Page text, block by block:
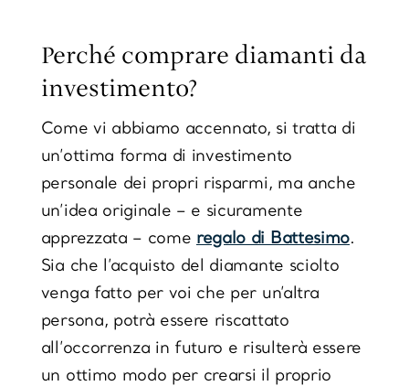
Perché comprare diamanti da
investimento?
Come vi abbiamo accennato, si tratta di
un’ottima forma di investimento
personale dei propri risparmi, ma anche
un’idea originale – e sicuramente
apprezzata – come regalo di Battesimo.
Sia che l’acquisto del diamante sciolto
venga fatto per voi che per un’altra
persona, potrà essere riscattato
all’occorrenza in futuro e risulterà essere
un ottimo modo per crearsi il proprio